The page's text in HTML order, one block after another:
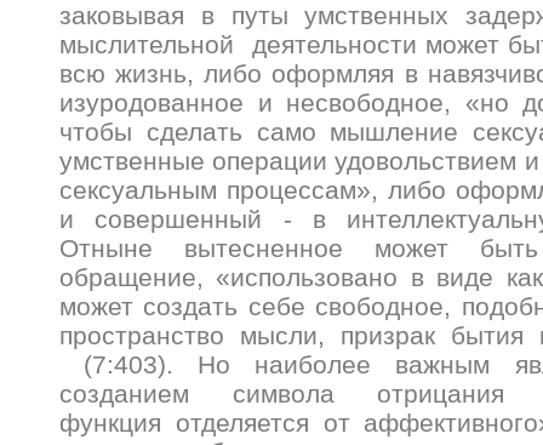
заковывая в путы умственных
мыслительной деятельности может
всю жизнь, либо оформляя в
изуродованное и несвободное, «но
чтобы сделать само мышление
умственные операции удовольствием
сексуальным процессам», либо
и совершенный - в
Отныне вытесненное может
обращение, «использовано в виде
может создать себе свободное,
пространство мысли, призрак
(7:403). Но наиболее важным
созданием символа отрицания
функция отделяется от